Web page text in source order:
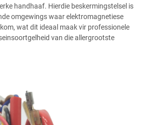
handhaaf. Hierdie beskermingstelsel is
omgewings waar elektromagnetiese
wat dit ideaal maak vir professionele
van die allergrootste